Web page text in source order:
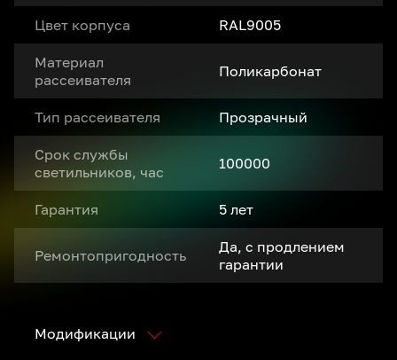
Цвет корпуса RAL9005
Материал
рассеивателя
Поликарбонат
Тип рассеивателя Прозрачный
Срок службы
светильников, час
100000
Гарантия 5 лет
Ремонтопригодность
Да, с продлением
гарантии
Модификации